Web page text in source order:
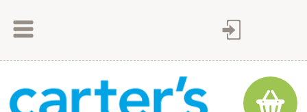
Как оплатить